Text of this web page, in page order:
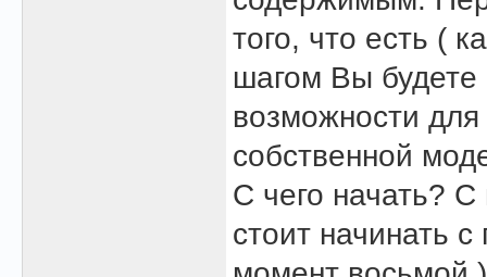
того, что есть (
шагом Вы будете
возможности
собственной
С чего начать?
стоит начинать